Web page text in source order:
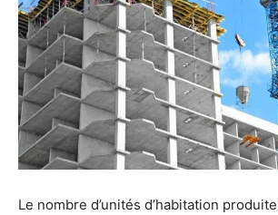
Le nombre d’unités d’habitation